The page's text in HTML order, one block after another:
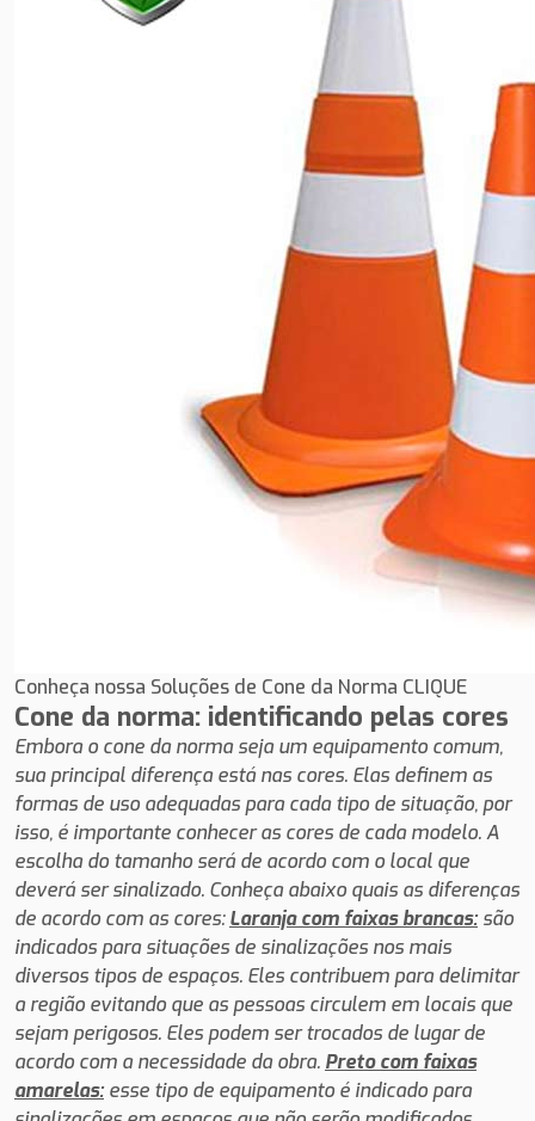
Conheça nossa Soluções de Cone da Norma CLIQUE
Cone da norma: identificando pelas cores
Embora o cone da norma seja um equipamento comum,
sua principal diferença está nas cores. Elas definem as
formas de uso adequadas para cada tipo de situação, por
isso, é importante conhecer as cores de cada modelo.A
escolha do tamanho será de acordo com o local que
deverá ser sinalizado. Conheça abaixo quais as diferenças
de acordo com as cores: Laranja com faixas brancas:são
indicados para situações de sinalizações nos mais
diversos tipos de espaços. Eles contribuem para delimitar
a região evitando que as pessoas circulem em locais que
sejam perigosos. Eles podem ser trocados de lugar de
acordo com a necessidade da obra. Preto com faixas
amarelas:esse tipo de equipamento é indicado para